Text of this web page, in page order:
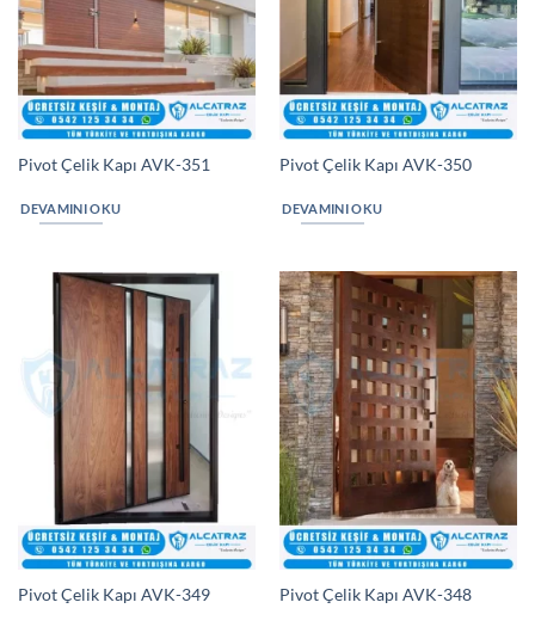
Pivot Çelik Kapı AVK-351
DEVAMINI OKU
Pivot Çelik Kapı AVK-350
DEVAMINI OKU
Pivot Çelik Kapı AVK-349 Pivot Çelik Kapı AVK-348